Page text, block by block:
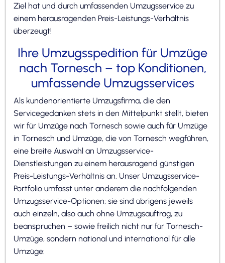
Ziel hat und durch umfassenden Umzugsservice zu
einem herausragenden Preis-Leistungs-Verhältnis
überzeugt!
Ihre Umzugsspedition für Umzüge
nach Tornesch – top Konditionen,
umfassende Umzugsservices
Als kundenorientierte Umzugsfirma, die den
Servicegedanken stets in den Mittelpunkt stellt, bieten
wir für Umzüge nach Tornesch sowie auch für Umzüge
in Tornesch und Umzüge, die von Tornesch wegführen,
eine breite Auswahl an Umzugsservice-
Dienstleistungen zu einem herausragend günstigen
Preis-Leistungs-Verhältnis an. Unser Umzugsservice-
Portfolio umfasst unter anderem die nachfolgenden
Umzugsservice-Optionen; sie sind übrigens jeweils
auch einzeln, also auch ohne Umzugsauftrag, zu
beanspruchen – sowie freilich nicht nur für Tornesch-
Umzüge, sondern national und international für alle
Umzüge: